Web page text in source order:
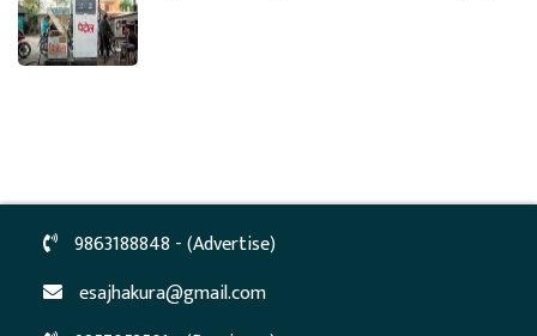
9863188848 - (Advertise)
esajhakura@gmail.com